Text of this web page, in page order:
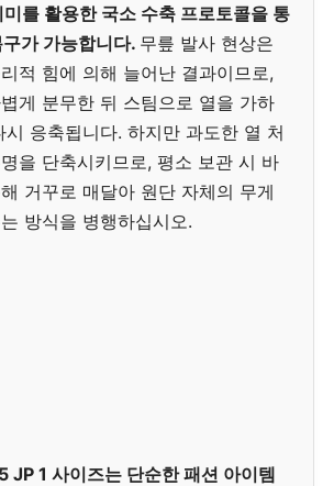
를 활용한 국소 수축 프로토콜을 통
가 가능합니다. 무릎 발사 현상은
적 힘에 의해 늘어난 결과이므로,
게 분무한 뒤 스팀으로 열을 가하
시 응축됩니다. 하지만 과도한 열 처
을 단축시키므로, 평소 보관 시 바
거꾸로 매달아 원단 자체의 무게
방식을 병행하십시오.
JP 1 사이즈는 단순한 패션 아이템